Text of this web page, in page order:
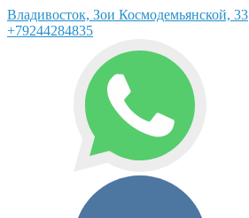
Владивосток, Зои Космодемьянской, 33
+79244284835